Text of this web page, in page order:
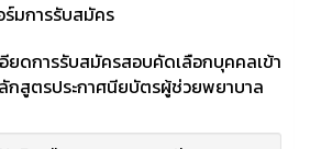
มการรับสมัคร
อียดการรับสมัครสอบคัดเลือกบุคคลเข้า
กสูตรประกาศนียบัตรผู้ช่วยพยาบาล